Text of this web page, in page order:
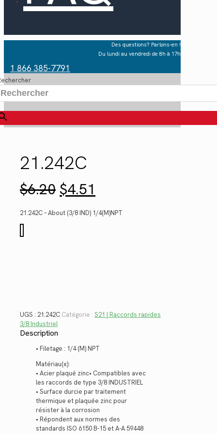
Des questions? Parlons-en !
Du lundi au vendredi de 8h à 17h
1 866 385-7791
21.242C
$6.20 Le
prix
initial
était :
$4.51prix
actuel
est :
21.242C – About (3/8 IND) 1/4(M)NPT
de
UGS : 21.242C Catégorie : S21 | Raccords rapides
3/8 Industriel
Description
• Filetage : 1/4 (M) NPT
Matériau(x):
• Acier plaqué zinc• Compatibles avec
les raccords de type 3/8 INDUSTRIEL
• Surface durcie par traitement
thermique et plaquée zinc pour
résister à la corrosion
• Répondent aux normes des
standards ISO 6150 B-15 et A-A 59448